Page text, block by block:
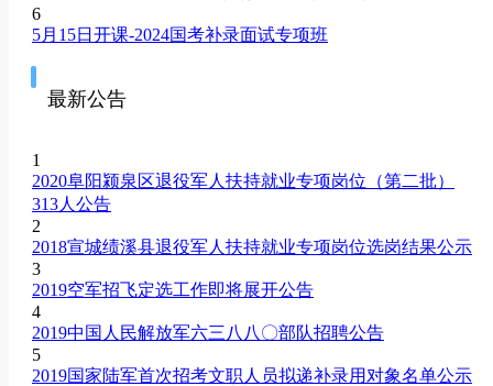
6
5月15日开课-2024国考补录面试专项班
最新公告
1
2020阜阳颍泉区退役军人扶持就业专项岗位（第二批）
313人公告
2
2018宣城绩溪县退役军人扶持就业专项岗位选岗结果公示
3
2019空军招飞定选工作即将展开公告
4
2019中国人民解放军六三八八〇部队招聘公告
5
2019国家陆军首次招考文职人员拟递补录用对象名单公示